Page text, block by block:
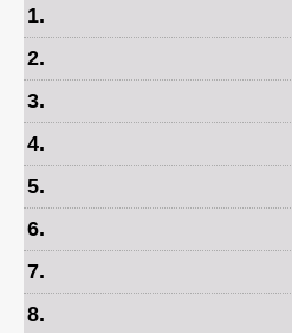
1.
2.
3.
4.
5.
6.
7.
8.